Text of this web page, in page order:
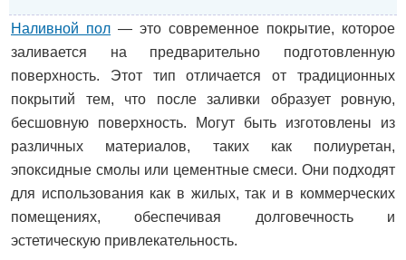
Наливной пол — это современное покрытие, которое
заливается на предварительно подготовленную
поверхность. Этот тип отличается от традиционных
покрытий тем, что после заливки образует ровную,
бесшовную поверхность. Могут быть изготовлены из
различных материалов, таких как полиуретан,
эпоксидные смолы или цементные смеси. Они подходят
для использования как в жилых, так и в коммерческих
помещениях, обеспечивая долговечность и
эстетическую привлекательность.